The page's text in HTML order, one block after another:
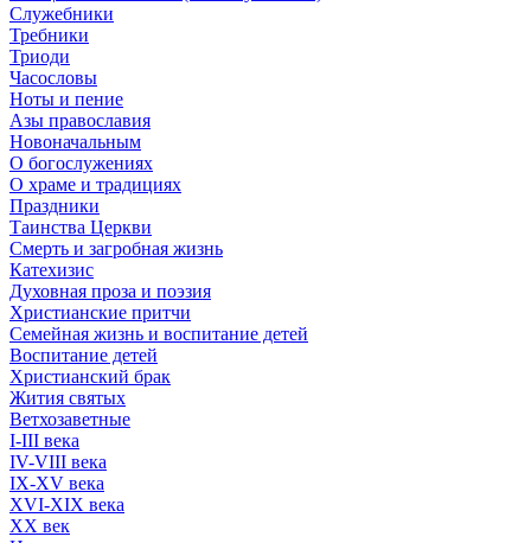
Служебники
Требники
Триоди
Часословы
Ноты и пение
Азы православия
Новоначальным
О богослужениях
О храме и традициях
Праздники
Таинства Церкви
Смерть и загробная жизнь
Катехизис
Духовная проза и поэзия
Христианские притчи
Семейная жизнь и воспитание детей
Воспитание детей
Христианский брак
Жития святых
Ветхозаветные
I-III века
IV-VIII века
IX-XV века
XVI-XIX века
XX век